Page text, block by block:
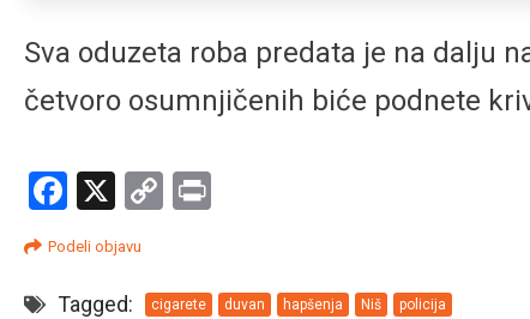
Sva oduzeta roba predata je na dalju
četvoro osumnjičenih biće podnete
Facebook
X
Copy
Podeli objavu
Tagged: cigarete duvan hapšenja Niš policija